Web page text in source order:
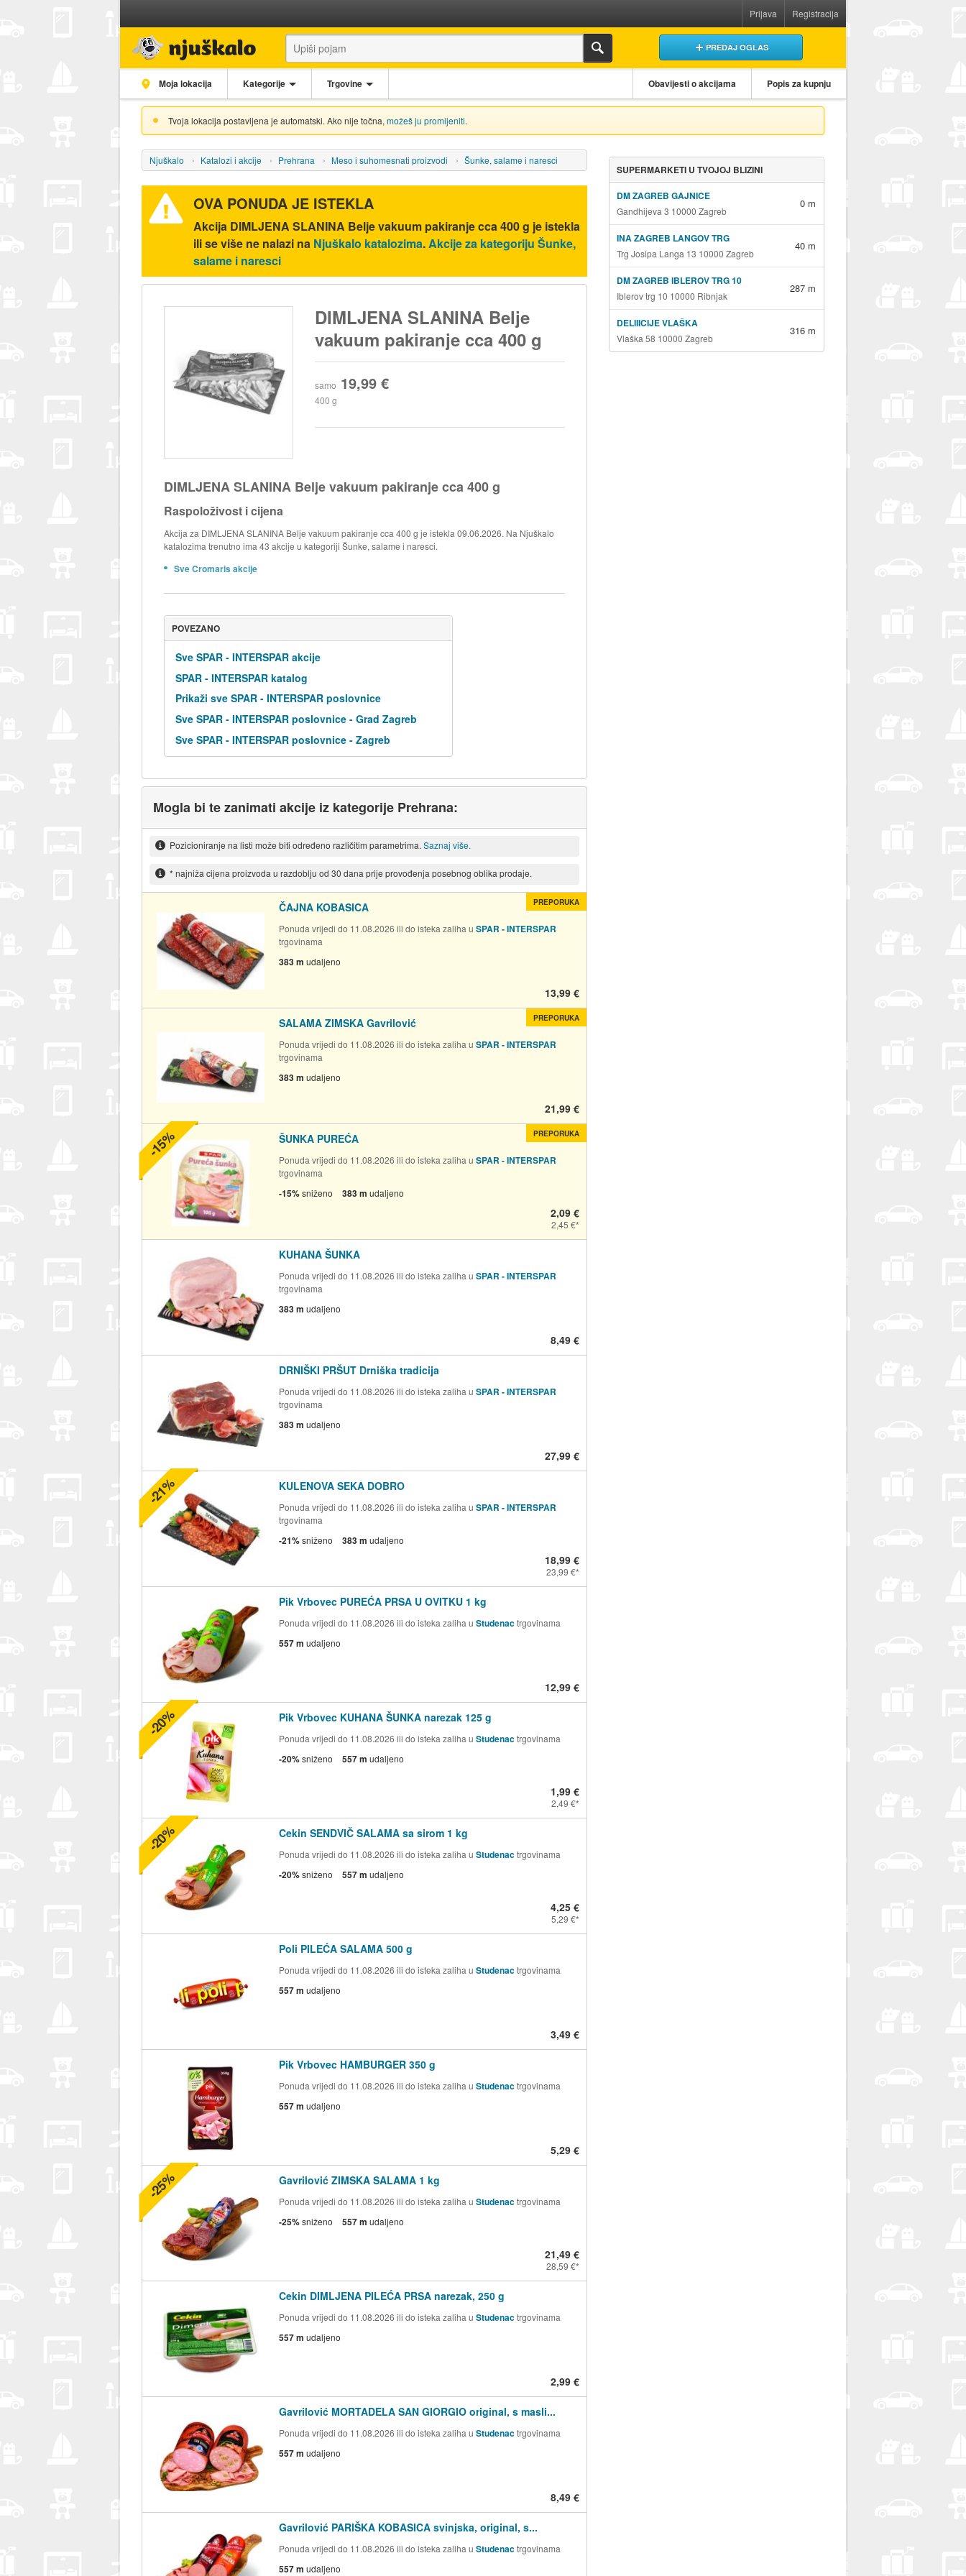
Prijava Registracija
PREDAJ OGLAS
Moja lokacija Kategorije Trgovine Obavijesti o akcijama Popis za kupnju
Tvoja lokacija postavljena je automatski. Ako nije točna, možeš ju promijeniti.
Njuškalo Katalozi i akcije Prehrana Meso i suhomesnati proizvodi Šunke, salame i naresci
OVA PONUDA JE ISTEKLA
Akcija DIMLJENA SLANINA Belje vakuum pakiranje cca 400 g je istekla
ili se više ne nalazi na Njuškalo katalozima.Akcije za kategoriju Šunke,
salame i naresci
DIMLJENA SLANINA Belje
vakuum pakiranje cca 400 g
samo 19,99 €
400 g
DIMLJENA SLANINA Belje vakuum pakiranje cca 400 g
Raspoloživost i cijena
Akcija za DIMLJENA SLANINA Belje vakuum pakiranje cca 400 g je istekla 09.06.2026. Na Njuškalo
katalozima trenutno ima 43 akcije u kategoriji Šunke, salame i naresci.
Sve Cromaris akcije
POVEZANO
Sve SPAR - INTERSPAR akcije
SPAR - INTERSPAR katalog
Prikaži sve SPAR - INTERSPAR poslovnice
Sve SPAR - INTERSPAR poslovnice - Grad Zagreb
Sve SPAR - INTERSPAR poslovnice - Zagreb
Mogla bi te zanimati akcije iz kategorije Prehrana:
Pozicioniranje na listi može biti određeno različitim parametrima. Saznaj više.
* najniža cijena proizvoda u razdoblju od 30 dana prije provođenja posebnog oblika prodaje.
ČAJNA KOBASICA
Ponuda vrijedi do 11.08.2026 ili do isteka zaliha u SPAR - INTERSPAR
trgovinama
383 m udaljeno
13,99 €
PREPORUKA
SALAMA ZIMSKA Gavrilović
Ponuda vrijedi do 11.08.2026 ili do isteka zaliha u SPAR - INTERSPAR
trgovinama
383 m udaljeno
21,99 €
PREPORUKA
ŠUNKA PUREĆA
Ponuda vrijedi do 11.08.2026 ili do isteka zaliha u SPAR - INTERSPAR
trgovinama
-15%sniženo 383 m udaljeno
2,09 €
2,45 €
PREPORUKA
-15%
KUHANA ŠUNKA
Ponuda vrijedi do 11.08.2026 ili do isteka zaliha u SPAR - INTERSPAR
trgovinama
383 m udaljeno
8,49 €
DRNIŠKI PRŠUT Drniška tradicija
Ponuda vrijedi do 11.08.2026 ili do isteka zaliha u SPAR - INTERSPAR
trgovinama
383 m udaljeno
27,99 €
KULENOVA SEKA DOBRO
Ponuda vrijedi do 11.08.2026 ili do isteka zaliha u SPAR - INTERSPAR
trgovinama
-21%sniženo 383 m udaljeno
18,99 €
23,99 €
-21%
Pik Vrbovec PUREĆA PRSA U OVITKU 1 kg
Ponuda vrijedi do 11.08.2026 ili do isteka zaliha u Studenactrgovinama
557 m udaljeno
12,99 €
Pik Vrbovec KUHANA ŠUNKA narezak 125 g
Ponuda vrijedi do 11.08.2026 ili do isteka zaliha u Studenactrgovinama
-20%sniženo 557 m udaljeno
1,99 €
2,49 €
-20%
Cekin SENDVIČ SALAMA sa sirom 1 kg
Ponuda vrijedi do 11.08.2026 ili do isteka zaliha u Studenactrgovinama
-20%sniženo 557 m udaljeno
4,25 €
5,29 €
-20%
Poli PILEĆA SALAMA 500 g
Ponuda vrijedi do 11.08.2026 ili do isteka zaliha u Studenactrgovinama
557 m udaljeno
3,49 €
Pik Vrbovec HAMBURGER 350 g
Ponuda vrijedi do 11.08.2026 ili do isteka zaliha u Studenactrgovinama
557 m udaljeno
5,29 €
Gavrilović ZIMSKA SALAMA 1 kg
Ponuda vrijedi do 11.08.2026 ili do isteka zaliha u Studenactrgovinama
-25%sniženo 557 m udaljeno
21,49 €
28,59 €
-25%
Cekin DIMLJENA PILEĆA PRSA narezak, 250 g
Ponuda vrijedi do 11.08.2026 ili do isteka zaliha u Studenactrgovinama
557 m udaljeno
2,99 €
Gavrilović MORTADELA SAN GIORGIO original, s masli...
Ponuda vrijedi do 11.08.2026 ili do isteka zaliha u Studenactrgovinama
557 m udaljeno
8,49 €
Gavrilović PARIŠKA KOBASICA svinjska, original, s...
Ponuda vrijedi do 11.08.2026 ili do isteka zaliha u Studenactrgovinama
557 m udaljeno
SUPERMARKETI U TVOJOJ BLIZINI
DM ZAGREB GAJNICE
Gandhijeva 3 10000 Zagreb
0 m
INA ZAGREB LANGOV TRG
Trg Josipa Langa 13 10000 Zagreb
40 m
DM ZAGREB IBLEROV TRG 10
Iblerov trg 10 10000 Ribnjak
287 m
DELIIICIJE VLAŠKA
Vlaška 58 10000 Zagreb
316 m